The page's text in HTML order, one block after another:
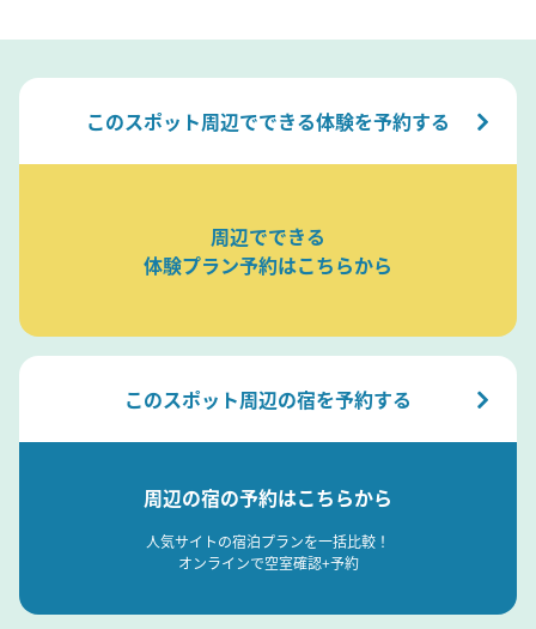
このスポット周辺でできる体験を予約する
周辺でできる
体験プラン予約はこちらから
このスポット周辺の宿を予約する
周辺の宿の予約はこちらから
人気サイトの宿泊プランを一括比較！
オンラインで空室確認+予約